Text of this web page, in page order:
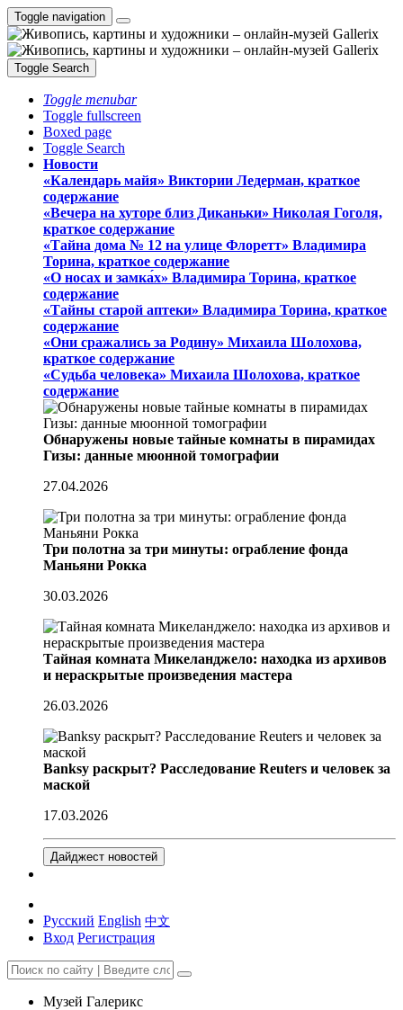
Toggle navigation
Toggle Search
Toggle menubar
Toggle fullscreen
Boxed page
Toggle Search
Новости
«Календарь майя» Виктории Ледерман, краткое
содержание
«Вечера на хуторе близ Диканьки» Николая Гоголя,
краткое содержание
«Тайна дома № 12 на улице Флоретт» Владимира
Торина, краткое содержание
«О носах и замка́х» Владимира Торина, краткое
содержание
«Тайны старой аптеки» Владимира Торина, краткое
содержание
«Они сражались за Родину» Михаила Шолохова,
краткое содержание
«Судьба человека» Михаила Шолохова, краткое
содержание
Обнаружены новые тайные комнаты в пирамидах
Гизы: данные мюонной томографии
27.04.2026
Три полотна за три минуты: ограбление фонда
Маньяни Рокка
30.03.2026
Тайная комната Микеланджело: находка из архивов
и нераскрытые произведения мастера
26.03.2026
Banksy раскрыт? Расследование Reuters и человек за
маской
17.03.2026
Дайджест новостей
Русский English 中文
Вход Регистрация
Музей Галерикс